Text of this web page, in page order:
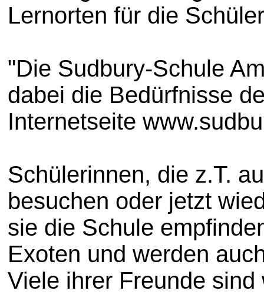
Lernorten für die
"Die Sudbury-Schule
dabei die Bedürfnisse
Internetseite
Schülerinnen, die z.T.
besuchen oder jetzt
sie die Schule
Exoten und werden
Viele ihrer Freunde